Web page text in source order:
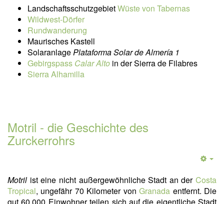
LandschaftsschutzgebietWüste von Tabernas
Wildwest-Dörfer
Rundwanderung
Maurisches Kastell
SolaranlagePlataforma Solar de Almería 1
Gebirgspass Calar Alto in der Sierra de Filabres
Sierra Alhamilla
Motril - die Geschichte des
Zurckerrohrs
Motril ist eine nicht außergewöhnliche Stadt an der Costa
Tropical, ungefähr 70 Kilometer vonGranada entfernt. Die